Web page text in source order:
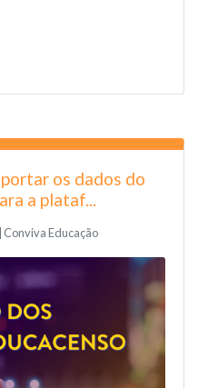
os dados do
a plataf...
Conviva Educação